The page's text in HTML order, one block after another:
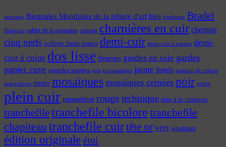
annonay Biennales Mondiales de la reliure d'art bleu bordeaux Bradel
Bretagne cahier de la quinzaine caisson charnières en cuir chemise
cinq nerfs collège Saint-James demi-cuir demi-cuir à bandes demi-
cuir à coins dos lisse fleurons gardes en soie gardes
papier cuve grandes marges gris incrustations jaune listels matériel de reliure
minis-livres moire mosaïques mosaïques cernées noir oasis
plein cuir remastérisé rougetechnique titre à la chinoise
tranchefiletranchefile bicolore tranchefile
chapiteautranchefile cuirtête or vert whatman
édition originaleétui